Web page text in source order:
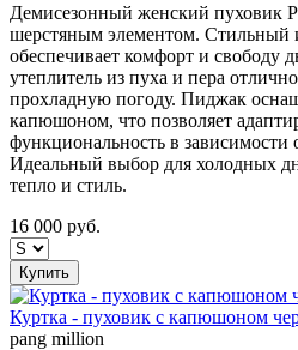
Демисезонный женский пуховик
шерстяным элементом. Стильный
обеспечивает комфорт и свободу
утеплитель из пуха и пера
прохладную погоду. Пиджак
капюшоном, что позволяет
функциональность в зависимости
Идеальный выбор для холодных
тепло и стиль.
16 000 руб.
Купить
Куртка - пуховик с капюшоном
pang million